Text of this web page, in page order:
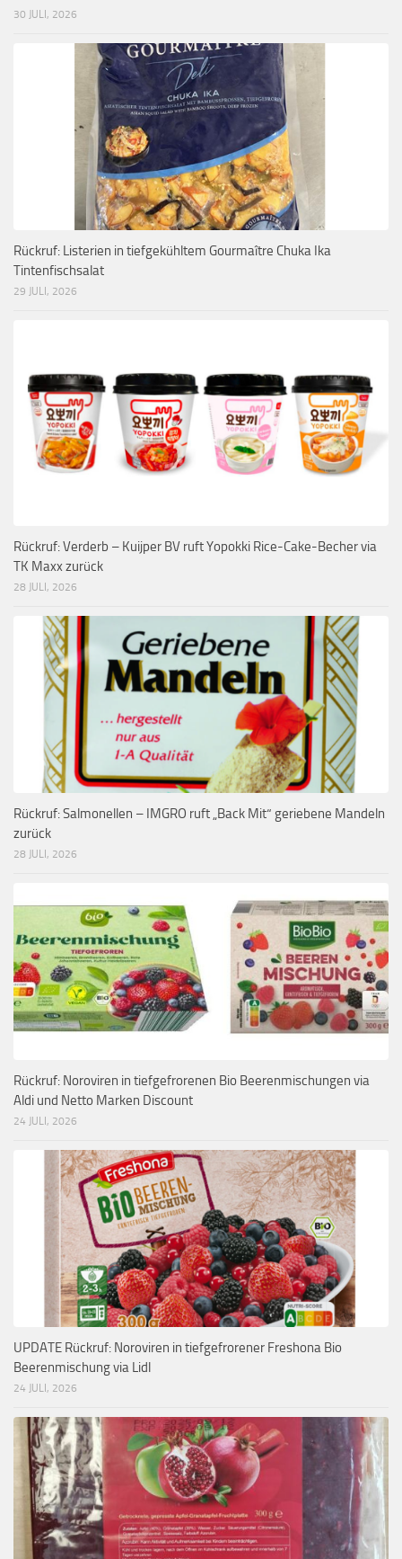
30 JULI, 2026
Rückruf: Listerien in tiefgekühltem Gourmaître Chuka Ika
Tintenfischsalat
29 JULI, 2026
Rückruf: Verderb – Kuijper BV ruft Yopokki Rice-Cake-Becher via
TK Maxx zurück
28 JULI, 2026
Rückruf: Salmonellen – IMGRO ruft „Back Mit“ geriebene Mandeln
zurück
28 JULI, 2026
Rückruf: Noroviren in tiefgefrorenen Bio Beerenmischungen via
Aldi und Netto Marken Discount
24 JULI, 2026
UPDATE Rückruf: Noroviren in tiefgefrorener Freshona Bio
Beerenmischung via Lidl
24 JULI, 2026